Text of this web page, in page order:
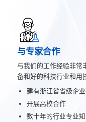
与专家合作
与我们的工作经验非常
备和好的科技行业和用
建有浙江省省级企
开展高校合作
数十年的行业专业